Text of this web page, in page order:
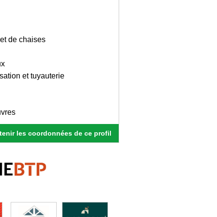
de chaises
et tuyauterie
les coordonnées de ce profil